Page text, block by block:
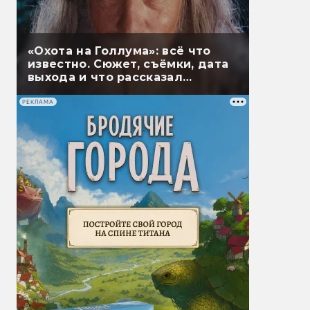
«Охота на Голлума»: всё что
известно. Сюжет, съёмки, дата
выхода и что рассказал
РЕКЛАМА